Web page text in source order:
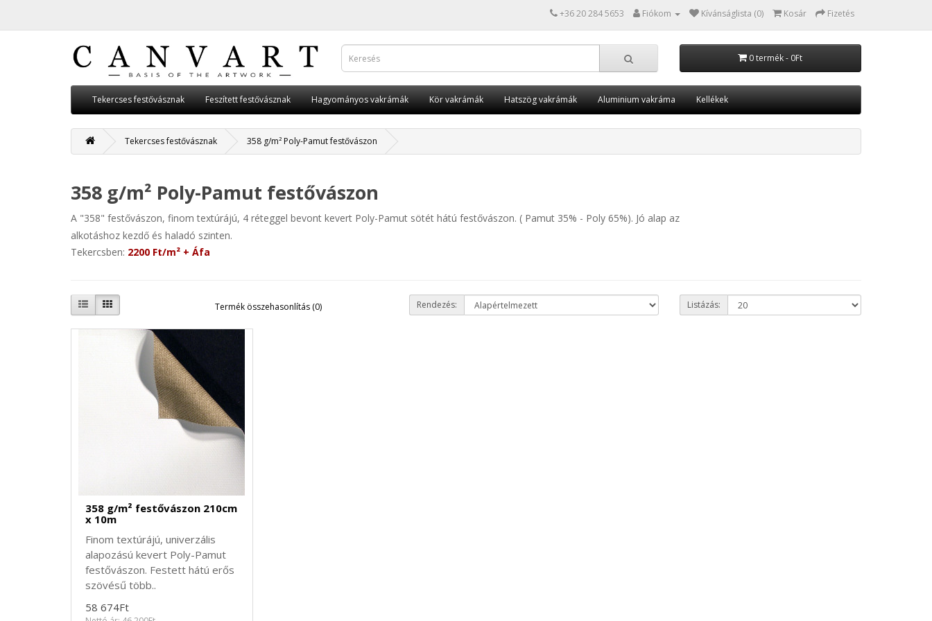
+36 20 284 5653 Fiókom Kívánságlista (0) Kosár Fizetés
0 termék - 0Ft
Tekercses festővásznak Feszített festővásznak Hagyományos vakrámák Kör vakrámák Hatszög vakrámák Aluminium vakráma Kellékek
Tekercses festővásznak 358 g/m² Poly-Pamut festővászon
358 g/m² Poly-Pamut festővászon
A "358" festővászon, finom textúrájú, 4 réteggel bevont kevert Poly-Pamut sötét hátú festővászon. ( Pamut 35% - Poly 65%). Jó alap az
alkotáshoz kezdő és haladó szinten.
Tekercsben: 2200 Ft/m² + Áfa
Termék összehasonlítás (0) Rendezés: Listázás:
358 g/m² festővászon 210cm
x 10m
Finom textúrájú, univerzális
alapozású kevert Poly-Pamut
festővászon. Festett hátú erős
szövésű több..
58 674Ft